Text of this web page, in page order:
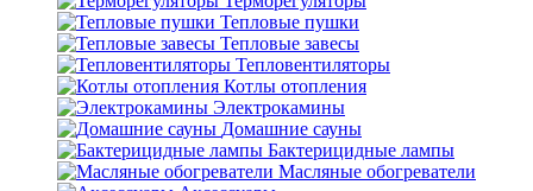
Тепловые пушки
Тепловые завесы
Тепловентиляторы
Котлы отопления
Электрокамины
Домашние сауны
Бактерицидные лампы
Масляные обогреватели